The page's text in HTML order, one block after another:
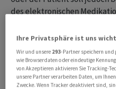
des elektronischen
«Keine weitere digitale
«Das elektronische Rezept
oder missbräuchliche
Verschreibungen zu
Ihre Privatsphäre ist uns
Wir und unsere 293-Partner speichern und
wie Browserdaten oder eindeutige
von Akzeptieren aktivieren Sie Tracking-
unsere Partner verarbeiten Daten, um
Zwecke. Wenn Tracker deaktiviert sind,